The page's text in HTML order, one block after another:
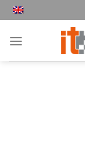
Прескочи